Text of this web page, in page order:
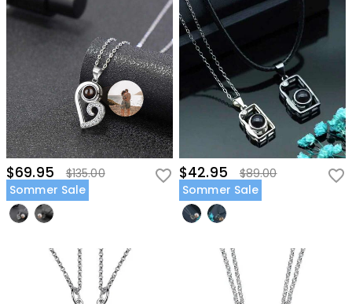
$69.95
$135.00
Sommer Sale
$42.95
$89.00
Sommer Sale